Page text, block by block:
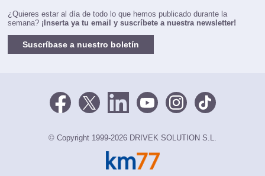
¿Quieres estar al día de todo lo que hemos publicado durante la
semana? ¡Inserta ya tu email y suscríbete a nuestra newsletter!
Suscríbase a nuestro boletín
© Copyright 1999-2026 DRIVEK SOLUTION S.L.